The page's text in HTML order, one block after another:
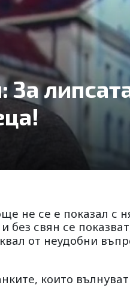
За
не се е показал с
без свян се
от неудобни
които